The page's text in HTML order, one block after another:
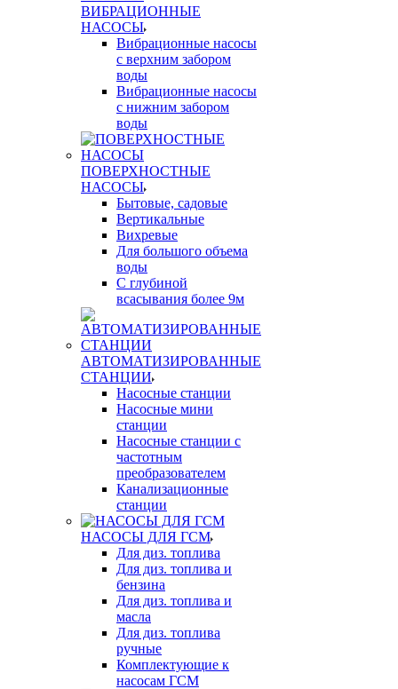
ВИБРАЦИОННЫЕ
НАСОСЫ
Вибрационные насосы
с верхним забором
воды
Вибрационные насосы
с нижним забором
воды
ПОВЕРХНОСТНЫЕ
НАСОСЫ
Бытовые, садовые
Вертикальные
Вихревые
Для большого объема
воды
С глубиной
всасывания более 9м
АВТОМАТИЗИРОВАННЫЕ
СТАНЦИИ
Насосные станции
Насосные мини
станции
Насосные станции с
частотным
преобразователем
Канализационные
станции
НАСОСЫ ДЛЯ ГСМ
Для диз. топлива
Для диз. топлива и
бензина
Для диз. топлива и
масла
Для диз. топлива
ручные
Комплектующие к
насосам ГСМ